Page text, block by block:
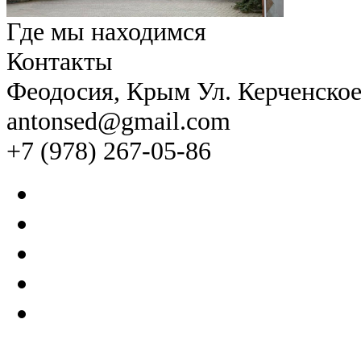
Где мы находимся
Контакты
Феодосия, Крым Ул.
antonsed@gmail.com
+7 (978) 267-05-86